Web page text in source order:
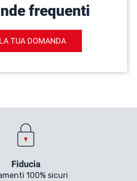
frequenti
TUA DOMANDA
Fiducia
100% sicuri